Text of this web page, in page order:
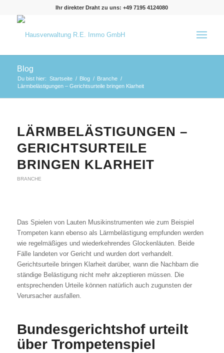
Ihr direkter Draht zu uns: +49 7195 4124080
Blog
Du bist hier: Startseite / Blog / Branche /
Lärmbelästigungen – Gerichtsurteile bringen Klarheit
LÄRMBELÄSTIGUNGEN –
GERICHTSURTEILE
BRINGEN KLARHEIT
BRANCHE
Das Spielen von Lauten Musikinstrumenten wie zum Beispiel
Trompeten kann ebenso als Lärmbelästigung empfunden werden
wie regelmäßiges und wiederkehrendes Glockenläuten. Beide
Fälle landeten vor Gericht und wurden dort verhandelt.
Gerichtsurteile bringen Klarheit darüber, wann die Nachbarn die
ständige Belästigung nicht mehr akzeptieren müssen. Die
entsprechenden Urteile können natürlich auch zugunsten der
Verursacher ausfallen.
Bundesgerichtshof urteilt
über Trompetenspiel